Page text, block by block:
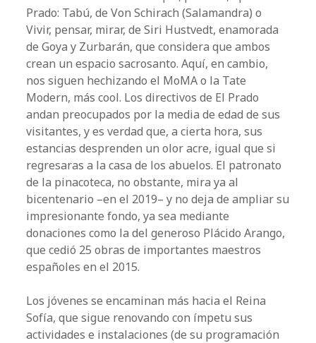
Prado: Tabú, de Von Schirach (Salamandra) o
Vivir, pensar, mirar, de Siri Hustvedt, enamorada
de Goya y Zurbarán, que considera que ambos
crean un espacio sacrosanto. Aquí, en cambio,
nos siguen hechizando el MoMA o la Tate
Modern, más cool. Los directivos de El Prado
andan preocupados por la media de edad de sus
visitantes, y es verdad que, a cierta hora, sus
estancias desprenden un olor acre, igual que si
regresaras a la casa de los abuelos. El patronato
de la pinacoteca, no obstante, mira ya al
bicentenario –en el 2019– y no deja de ampliar su
impresionante fondo, ya sea mediante
donaciones como la del generoso Plácido Arango,
que cedió 25 obras de importantes maestros
españoles en el 2015.
Los jóvenes se encaminan más hacia el Reina
Sofía, que sigue renovando con ímpetu sus
actividades e instalaciones (de su programación